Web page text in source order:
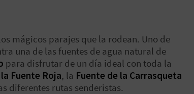
mágicos parajes que la rodean. Uno de
una de las fuentes de agua natural de
para disfrutar de un día ideal con toda la
Fuente Roja, la Fuente de la Carrasqueta
diferentes rutas senderistas.